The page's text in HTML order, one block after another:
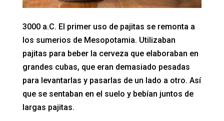
3000 a.C. El primer uso de pajitas se remonta a
los sumerios de Mesopotamia. Utilizaban
pajitas para beber la cerveza que elaboraban en
grandes cubas, que eran demasiado pesadas
para levantarlas y pasarlas de un lado a otro. Así
que se sentaban en el suelo y bebían juntos de
largas pajitas.